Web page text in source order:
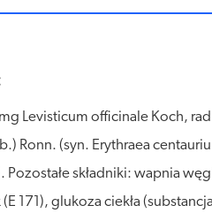
Levisticum officinale Koch,
Ronn. (syn. Erythraea
Pozostałe składniki: wapnia
(E 171), glukoza ciekła